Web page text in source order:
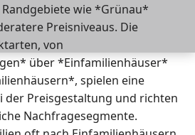
wie *Grünau*
Preisniveaus. Die
von
über *Einfamilienhäuser*
spielen eine
der Preisgestaltung und richten
Nachfragesegmente.